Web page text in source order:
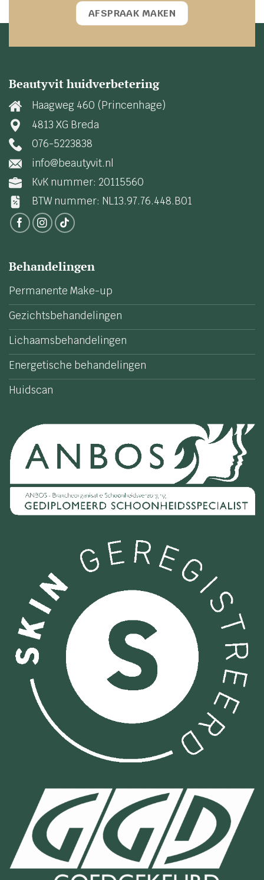
AFSPRAAK MAKEN
Beautyvit huidverbetering
Haagweg 460 (Princenhage)
4813 XG Breda
076-5223838
info@beautyvit.nl
KvK nummer: 20115560
BTW nummer: NL13.97.76.448.B01
Behandelingen
Permanente Make-up
Gezichtsbehandelingen
Lichaamsbehandelingen
Energetische behandelingen
Huidscan